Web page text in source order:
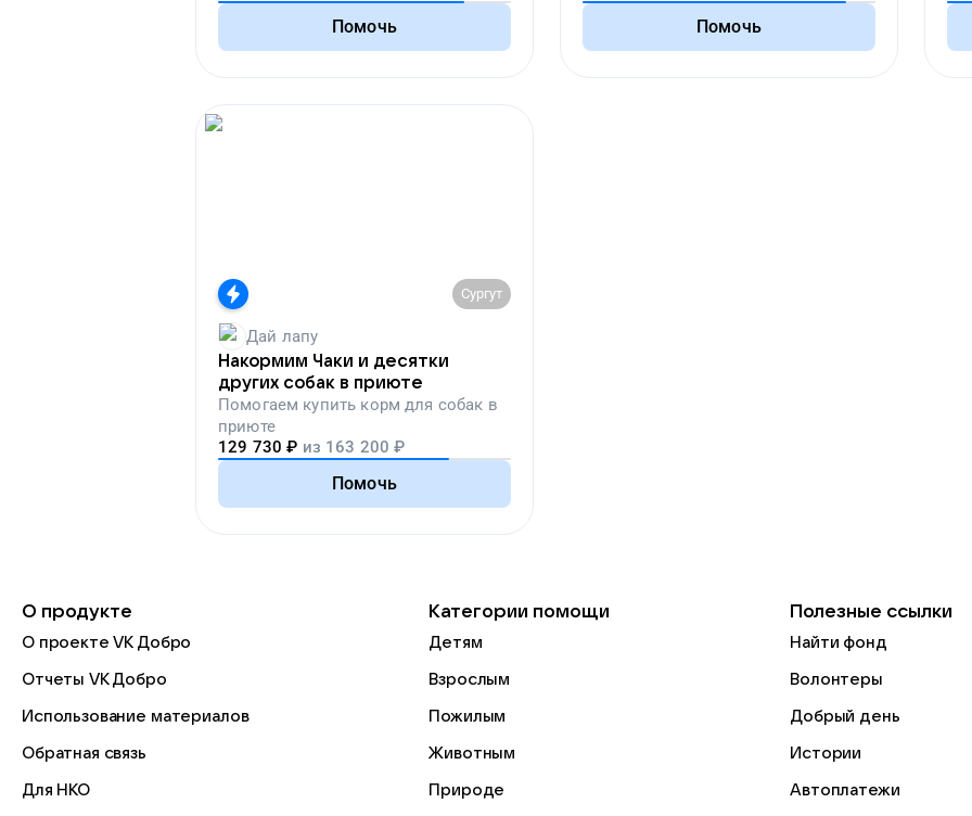
Помочь Помочь
Сургут
Дай лапу
Накормим Чаки и десятки
других собак в приюте
Помогаем купить корм для собак в
приюте
129 730 ₽ из 163 200 ₽
Помочь
О продукте
О проекте VK Добро
Отчеты VK Добро
Использование материалов
Обратная связь
Для НКО
Категории помощи
Детям
Взрослым
Пожилым
Животным
Природе
Полезные ссылки
Найти фонд
Волонтеры
Добрый день
Истории
Автоплатежи